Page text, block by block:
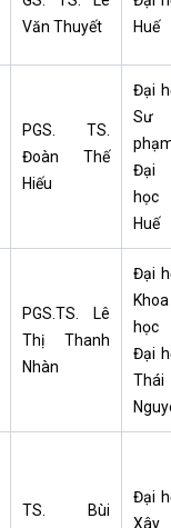
Văn Thuyết
Huế
PGS. TS.
Đoàn Thế
Hiếu
Đại
Sư
Đại
học
Huế
PGS.TS. Lê
Thị Thanh
Nhàn
Đại
Khoa
Đại
Thái
TS. Bùi
Đại
Xây